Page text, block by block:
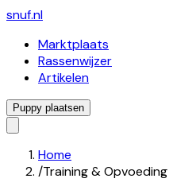
snuf.nl
Marktplaats
Rassenwijzer
Artikelen
Puppy plaatsen
Home
/Training & Opvoeding